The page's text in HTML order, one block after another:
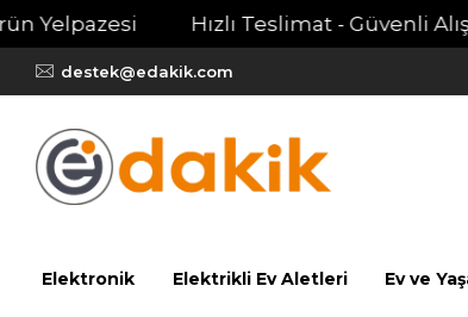
Hızlı Teslimat - Güvenli
destek@edakik.com
Elektronik Elektrikli Ev Aletleri Ev ve